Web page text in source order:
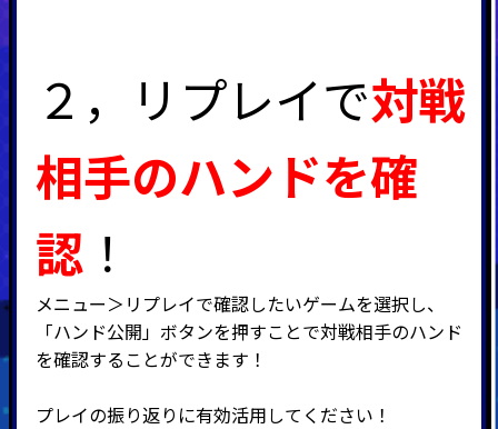
２，リプレイで対戦
相手のハンドを確
認！
メニュー＞リプレイで確認したいゲームを選択し、
「ハンド公開」ボタンを押すことで対戦相手のハンド
を確認することができます！
プレイの振り返りに有効活用してください！